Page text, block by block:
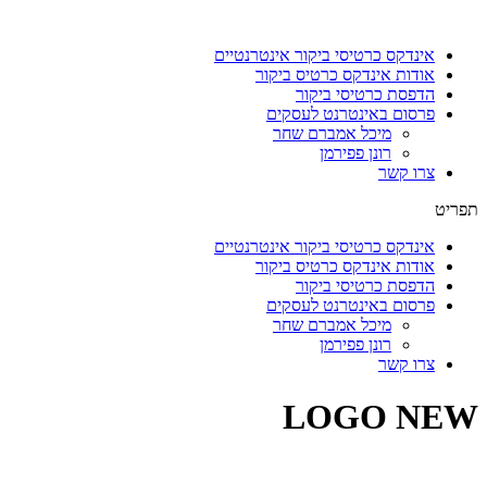
אינדקס כרטיסי ביקור אינטרנטיים
אודות אינדקס כרטיס ביקור
הדפסת כרטיסי ביקור
פרסום באינטרנט לעסקים
מיכל אמברם שחר
רונן פפירמן
צרו קשר
תפריט
אינדקס כרטיסי ביקור אינטרנטיים
אודות אינדקס כרטיס ביקור
הדפסת כרטיסי ביקור
פרסום באינטרנט לעסקים
מיכל אמברם שחר
רונן פפירמן
צרו קשר
LOGO NEW